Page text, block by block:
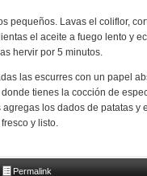
pequeños. Lavas el coliflor,
el aceite a fuego lento y
hervir por 5 minutos.
las escurres con un papel
tienes la cocción de
los dados de patatas y
y listo.
Permalink